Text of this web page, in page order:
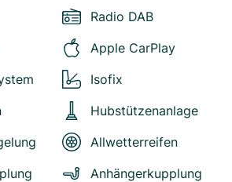
Radio DAB
Apple CarPlay
Isofix
Hubstützenanlage
Allwetterreifen
Anhängerkupplung